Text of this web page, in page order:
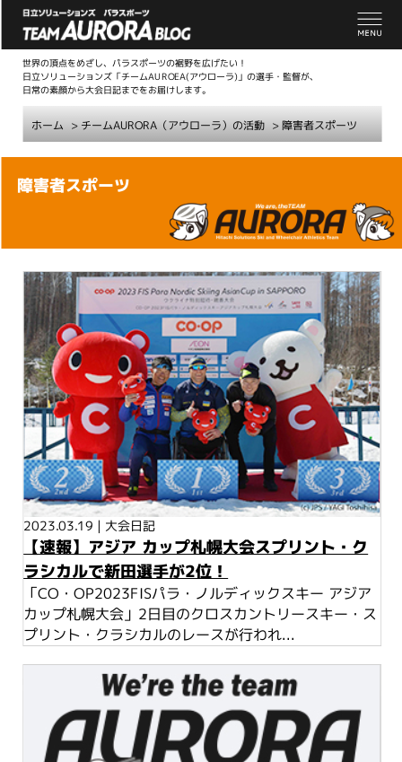
世界の頂点をめざし、パラスポーツの裾野を広げたい！
日立ソリューションズ「チームAUROEA(アウローラ)」の選手・監督が、
日常の素顔から大会日記までをお届けします。
ホーム > チームAURORA（アウローラ）の活動 >障害者スポーツ
本
障害者スポーツ
2023.03.19 | 大会日記
【速報】アジア カップ札幌大会スプリント・ク
ラシカルで新田選手が2位！
「CO・OP2023FISパラ・ノルディックスキー アジア
カップ札幌大会」2日目のクロスカントリースキー・ス
プリント・クラシカルのレースが行われ...